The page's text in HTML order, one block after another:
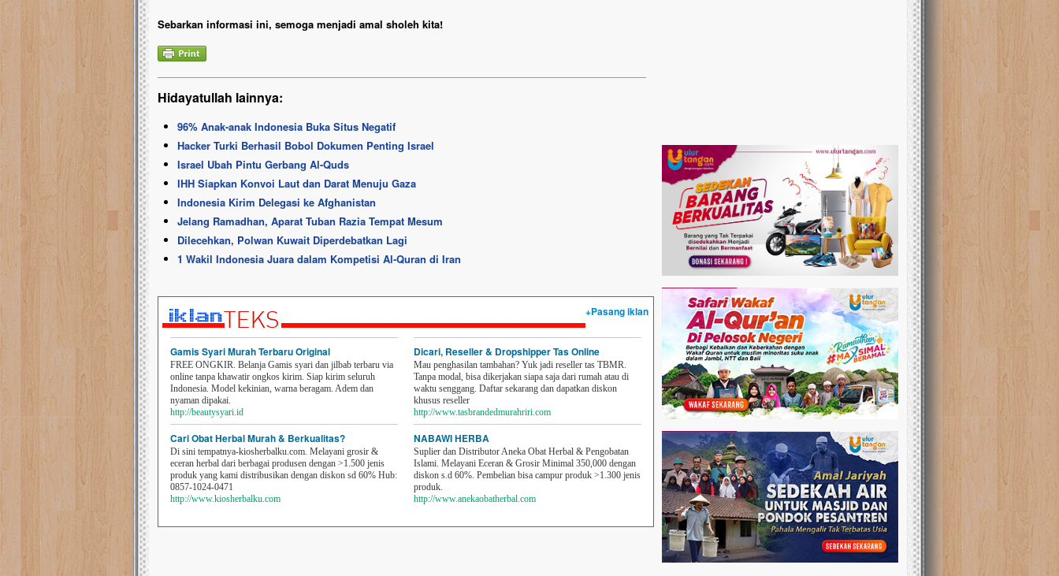
Sebarkan informasi ini, semoga menjadi amal sholeh kita!
Hidayatullah lainnya:
96% Anak-anak Indonesia Buka Situs Negatif
Hacker Turki Berhasil Bobol Dokumen Penting Israel
Israel Ubah Pintu Gerbang Al-Quds
IHH Siapkan Konvoi Laut dan Darat Menuju Gaza
Indonesia Kirim Delegasi ke Afghanistan
Jelang Ramadhan, Aparat Tuban Razia Tempat Mesum
Dilecehkan, Polwan Kuwait Diperdebatkan Lagi
1 Wakil Indonesia Juara dalam Kompetisi Al-Quran di Iran
+Pasang iklan
Gamis Syari Murah Terbaru Original
FREE ONGKIR. Belanja Gamis syari dan jilbab terbaru via
online tanpa khawatir ongkos kirim. Siap kirim seluruh
Indonesia. Model kekinian, warna beragam. Adem dan
nyaman dipakai.
http://beautysyari.id
Cari Obat Herbal Murah & Berkualitas?
Di sini tempatnya-kiosherbalku.com. Melayani grosir &
eceran herbal dari berbagai produsen dengan >1.500 jenis
produk yang kami distribusikan dengan diskon sd 60% Hub:
0857-1024-0471
http://www.kiosherbalku.com
Dicari, Reseller & Dropshipper Tas Online
Mau penghasilan tambahan? Yuk jadi reseller tas TBMR.
Tanpa modal, bisa dikerjakan siapa saja dari rumah atau di
waktu senggang. Daftar sekarang dan dapatkan diskon
khusus reseller
http://www.tasbrandedmurahriri.com
NABAWI HERBA
Suplier dan Distributor Aneka Obat Herbal & Pengobatan
Islami. Melayani Eceran & Grosir Minimal 350,000 dengan
diskon s.d 60%. Pembelian bisa campur produk >1.300 jenis
produk.
http://www.anekaobatherbal.com